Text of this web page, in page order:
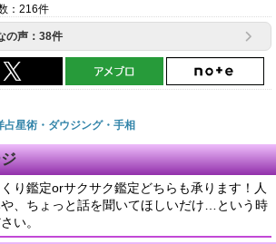
：216件
の声：38件
星術・ダウジング・手相
り鑑定orサクサク鑑定どちらも承ります！人
、ちょっと話を聞いてほしいだけ…という時
い。